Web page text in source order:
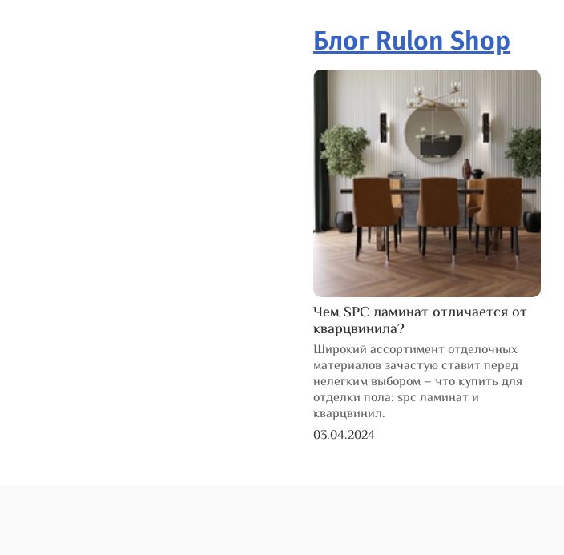
Блог Rulon Shop
Чем SPC ламинат отличается от
кварцвинила?
Широкий ассортимент отделочных
материалов зачастую ставит перед
нелегким выбором – что купить для
отделки пола: spc ламинат и
кварцвинил.
03.04.2024